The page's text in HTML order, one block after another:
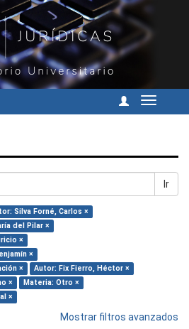
Cambiar
Ir
Silva Forné, Carlos ×
del Pilar ×
×
×
×
Autor: Fix Fierro, Héctor ×
×
Materia: Otro ×
×
Mostrar filtros avanzados